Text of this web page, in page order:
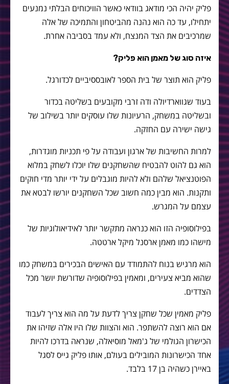
פליק יהיה הכי מודאג בוודאי כאשר הוויכוחים הבלתי נמנעים
יתחילו, עד כה הוא נהנה מהביטחון והתמיכה של אלה
שמרכיבים את הצד המנצח, ולא עמד בסביבה אחרת.
איזה סוג של מאמן הוא פליק?
פליק הוא תוצר של בית הספר לאובססיביים לכדורגל.
בעוד שגווארדיולה ודה זרבי מקובעים בשליטה בכדור
ובשליטה במשחק, הרעיונות שלו עוסקים יותר בשילוב של
גישה ישירה עם החזקה.
למרות החשיבות של ארגון ועבודה על פי תכניות מוגדרות,
הוא גם להוט להבטיח שהשחקנים שלו יוכלו לשחק במלוא
הפוטנציאל שלהם ולא להיות מוגבלים על ידי יותר מדי חוקים
ותקנות. הוא מבין כמה חשוב שכל השחקנים יורשו לבטא את
עצמם על המגרש.
בפילוסופיה הזו הוא כנראה מתקשר יותר לאידיאולוגיות של
מישהו כמו מאמן ארסנל מיקל ארטטה.
הוא מרגיש בנוח להתמודד עם האישים הבכירים במשחק כמו
שהוא מביא צעירים, ומאמין בפילוסופיה שדורשת יושר מכל
הצדדים.
פליק מאמין שכל שחקן צריך לדעת על מה הוא צריך לעבוד
אם הוא רוצה להשתפר. הוא והצוות שלו היו אלה שזיהו את
הכישרון הגולמי של ג'מאל מוסיאלה, שנראה בדרכו להיות
אחד הכישרונות המובילים בעולם, אותו פליק גייס לסגל
באיירן כשהיה בן 17 בלבד.